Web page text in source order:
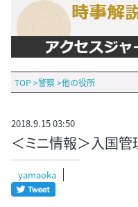
TOP >警察>他の役所
2018.9.15 03:50
＜ミニ情報＞入国
yamaoka